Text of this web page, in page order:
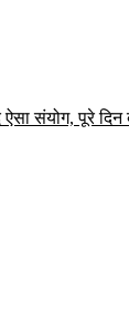
संयोग, पूरे